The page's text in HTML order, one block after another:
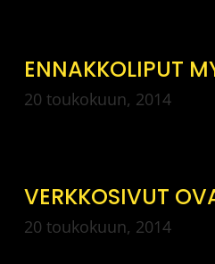
ENNAKKOLIPUT
20 toukokuun, 2014
VERKKOSIVUT
20 toukokuun, 2014